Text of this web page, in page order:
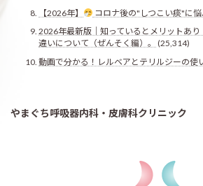
【2026年】
コロナ後の"しつこい痰"に
2026年最新版｜知っているとメリットあ
違いについて（ぜんそく編）。
(25,314)
動画で分かる！レルベアとテリルジーの使
やまぐち呼吸器内科・皮膚科クリニック